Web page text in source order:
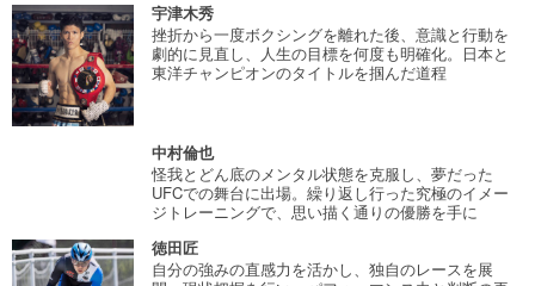
宇津木秀
挫折から一度ボクシングを離れた後、意識と行動を
劇的に見直し、人生の目標を何度も明確化。日本と
東洋チャンピオンのタイトルを掴んだ道程
中村倫也
怪我とどん底のメンタル状態を克服し、夢だった
UFCでの舞台に出場。繰り返し行った究極のイメー
ジトレーニングで、思い描く通りの優勝を手に
徳田匠
自分の強みの直感力を活かし、独自のレースを展